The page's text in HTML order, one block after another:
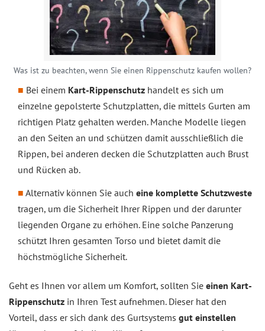
Was ist zu beachten, wenn Sie einen Rippenschutz kaufen wollen?
Bei einem Kart-Rippenschutz handelt es sich um
einzelne gepolsterte Schutzplatten, die mittels Gurten am
richtigen Platz gehalten werden. Manche Modelle liegen
an den Seiten an und schützen damit ausschließlich die
Rippen, bei anderen decken die Schutzplatten auch Brust
und Rücken ab.
Alternativ können Sie auch eine komplette Schutzweste
tragen, um die Sicherheit Ihrer Rippen und der darunter
liegenden Organe zu erhöhen. Eine solche Panzerung
schützt Ihren gesamten Torso und bietet damit die
höchstmögliche Sicherheit.
Geht es Ihnen vor allem um Komfort, sollten Sie einen Kart-
Rippenschutz in Ihren Test aufnehmen. Dieser hat den
Vorteil, dass er sich dank des Gurtsystems gut einstellen